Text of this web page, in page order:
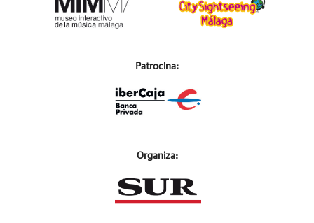
Patrocina:
Organiza: